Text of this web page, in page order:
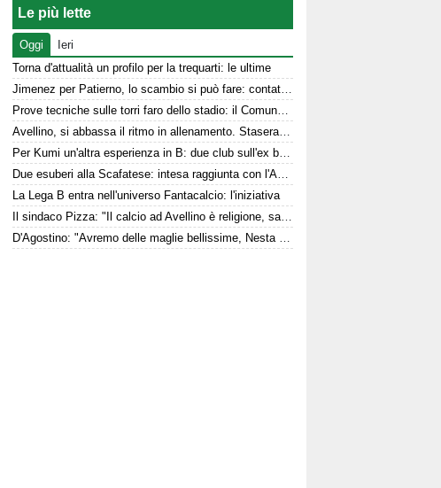
Le più lette
Oggi
Ieri
Torna d'attualità un profilo per la trequarti: le ultime
Jimenez per Patierno, lo scambio si può fare: contatti tra Avellino e Catania
Prove tecniche sulle torri faro dello stadio: il Comune stanzia i fondi
Avellino, si abbassa il ritmo in allenamento. Stasera la presentazione in Piazza
Per Kumi un'altra esperienza in B: due club sull'ex biancoverde
Due esuberi alla Scafatese: intesa raggiunta con l'Avellino
La Lega B entra nell'universo Fantacalcio: l'iniziativa
Il sindaco Pizza: "Il calcio ad Avellino è religione, sarà un bel campionato"
D'Agostino: "Avremo delle maglie bellissime, Nesta entusiasta. Mercato? Ottimo, ma..."